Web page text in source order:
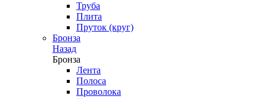
Труба
Плита
Пруток (круг)
Бронза
Назад
Бронза
Лента
Полоса
Проволока